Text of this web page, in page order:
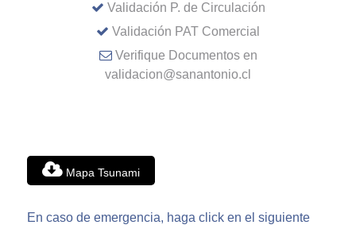
Validación P. de Circulación
Validación PAT Comercial
Verifique Documentos en
validacion@sanantonio.cl
Mapa Tsunami
En caso de emergencia, haga click en el siguiente